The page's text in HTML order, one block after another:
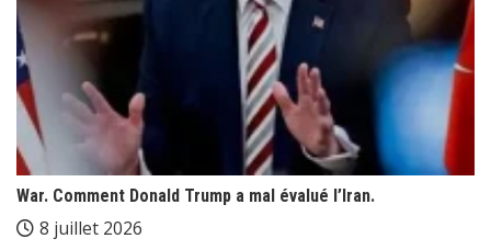
War. Comment Donald Trump a mal évalué l’Iran.
8 juillet 2026